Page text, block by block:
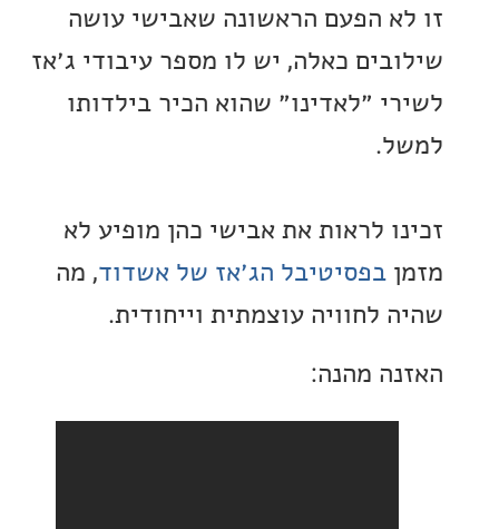
הפעם הראשונה שאבישי עושה
כאלה, יש לו מספר עיבודי ג׳אז
״לאדינו״ שהוא הכיר בילדותו
לראות את אבישי כהן מופיע לא
בפסיטיבל הג׳אז של אשדוד, מה
לחוויה עוצמתית וייחודית.
מהנה: